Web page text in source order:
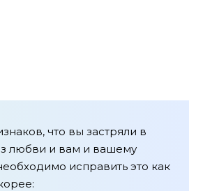
что вы застряли в
любви и вам и вашему
исправить это как